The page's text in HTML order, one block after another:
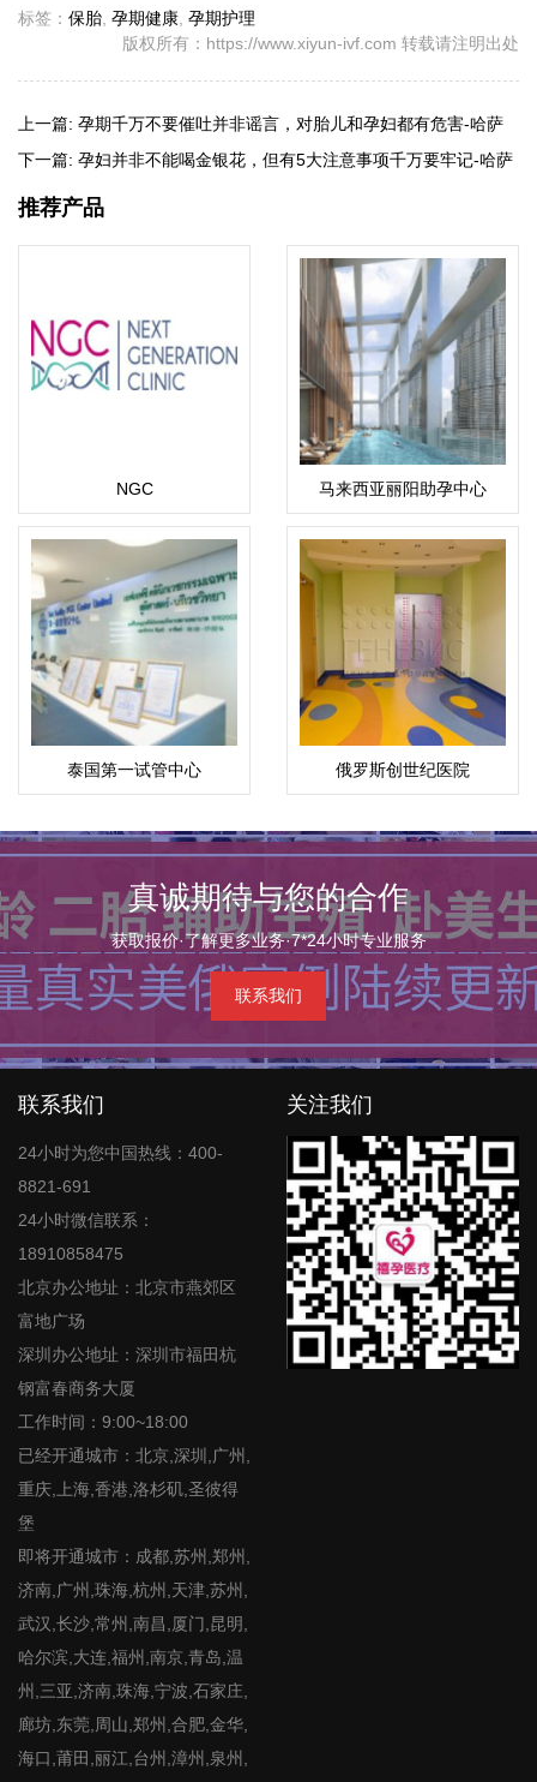
标签： 保胎, 孕期健康, 孕期护理
版权所有：https://www.xiyun-ivf.com 转载请注明出处
上一篇: 孕期千万不要催吐并非谣言，对胎儿和孕妇都有危害-哈萨
克斯坦试管婴儿
下一篇: 孕妇并非不能喝金银花，但有5大注意事项千万要牢记-哈萨
克斯坦试管婴儿
推荐产品
NGC 马来西亚丽阳助孕中心
泰国第一试管中心 俄罗斯创世纪医院
真诚期待与您的合作
获取报价·了解更多业务·7*24小时专业服务
联系我们
联系我们
24小时为您中国热线：400-
8821-691
24小时微信联系：
18910858475
北京办公地址：北京市燕郊区
富地广场
深圳办公地址：深圳市福田杭
钢富春商务大厦
工作时间：9:00~18:00
已经开通城市：北京,深圳,广州,
重庆,上海,香港,洛杉矶,圣彼得
堡
即将开通城市：成都,苏州,郑州,
济南,广州,珠海,杭州,天津,苏州,
武汉,长沙,常州,南昌,厦门,昆明,
哈尔滨,大连,福州,南京,青岛,温
州,三亚,济南,珠海,宁波,石家庄,
廊坊,东莞,周山,郑州,合肥,金华,
海口,莆田,丽江,台州,漳州,泉州,
关注我们